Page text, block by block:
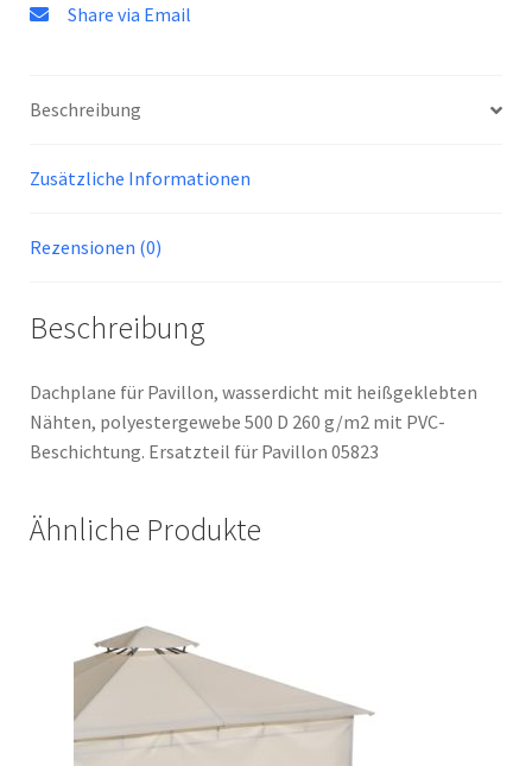
Share via Email
Beschreibung
Zusätzliche Informationen
Rezensionen (0)
Beschreibung
Dachplane für Pavillon, wasserdicht mit heißgeklebten
Nähten, polyestergewebe 500 D 260 g/m2 mit PVC-
Beschichtung. Ersatzteil für Pavillon 05823
Ähnliche Produkte